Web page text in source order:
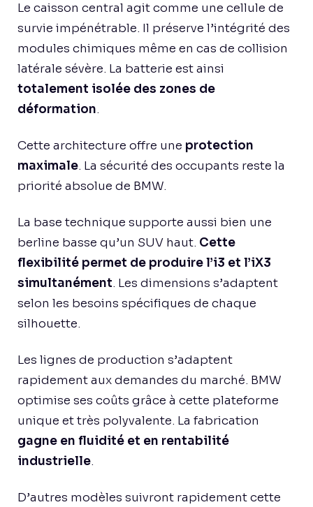
Le caisson central agit comme une cellule de
survie impénétrable. Il préserve l’intégrité des
modules chimiques même en cas de collision
latérale sévère. La batterie est ainsi
totalement isolée des zones de
déformation.
Cette architecture offre une protection
maximale. La sécurité des occupants reste la
priorité absolue de BMW.
La base technique supporte aussi bien une
berline basse qu’un SUV haut. Cette
flexibilité permet de produire l’i3 et l’iX3
simultanément. Les dimensions s’adaptent
selon les besoins spécifiques de chaque
silhouette.
Les lignes de production s’adaptent
rapidement aux demandes du marché. BMW
optimise ses coûts grâce à cette plateforme
unique et très polyvalente. La fabrication
gagne en fluidité et en rentabilité
industrielle.
D’autres modèles suivront rapidement cette